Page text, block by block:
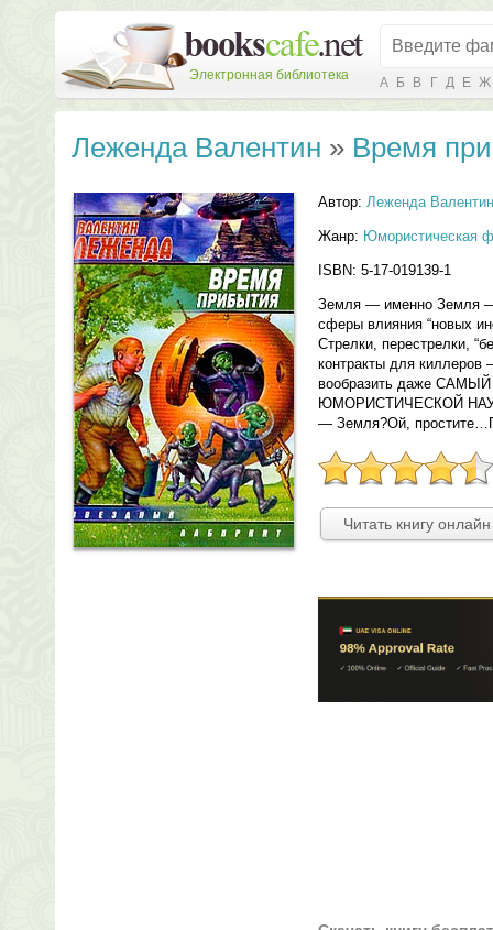
Электронная библиотека А Б В Г Д Е Ж
Леженда Валентин » Время
Автор: Леженда Валентин
Жанр: Юмористическая
ISBN: 5-17-019139-1
Земля — именно Земля
сферы влияния “новых
Стрелки, перестрелки,
контракты для киллеров
вообразить даже
ЮМОРИСТИЧЕСКОЙ
— Земля?Ой,
Читать книгу